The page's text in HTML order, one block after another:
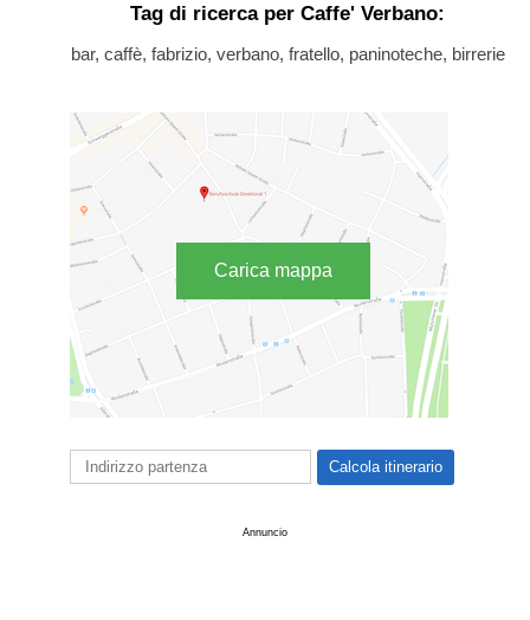
Tag di ricerca per Caffe' Verbano:
bar, caffè, fabrizio, verbano, fratello, paninoteche, birrerie
Carica mappa
Annuncio